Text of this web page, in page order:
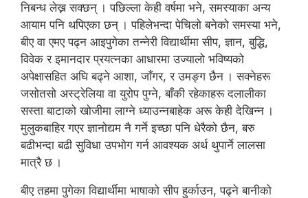
निबन्ध लेख्न सक्छन् । पछिल्ला केही वर्षमा भने, समस्याका अन्य
आयाम पनि थपिएका छन् । पहिलेभन्दा पेचिलो बनेको समस्या भने,
बीए वा एमए पढ्न आइपुगेका तन्नेरी विद्यार्थीमा सीप, ज्ञान, बुद्धि,
विवेक र इमानदार प्रयत्नका आधारमा उज्यालो भविष्यको
अपेक्षासहित अघि बढ्ने आशा, जाँगर, र उमङ्ग छैन । सक्नेहरू
जसोतसो अस्ट्रेलिया वा युरोप पुग्ने, बाँकी रहेकाहरू दलालीका
सस्ता बाटाको खोजीमा लाग्ने ध्याउन्नबाहेक अरू केही देखिन्न ।
मुलुकबाहिर गएर ज्ञानोद्यम नै गर्ने इच्छा पनि धेरैको छैन, बरु
बढीभन्दा बढी सुविधा उपभोग गर्न आवश्यक अर्थ थुपार्ने लालसा
मात्रै छ ।
बीए तहमा पुगेका विद्यार्थीमा भाषाको सीप हुर्काउन, पढ्ने बानीको